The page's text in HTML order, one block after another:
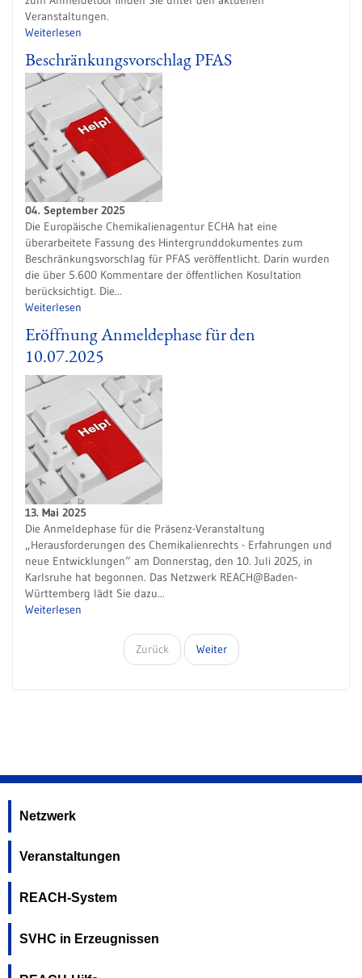
Veranstaltungen.
Weiterlesen
Beschränkungsvorschlag PFAS
04. September 2025
Die Europäische Chemikalienagentur ECHA hat eine
überarbeitete Fassung des Hintergrunddokumentes zum
Beschränkungsvorschlag für PFAS veröffentlicht. Darin wurden
die über 5.600 Kommentare der öffentlichen Kosultation
berücksichtigt. Die...
Weiterlesen
Eröffnung Anmeldephase für den
10.07.2025
13. Mai 2025
Die Anmeldephase für die Präsenz-Veranstaltung
„Herausforderungen des Chemikalienrechts - Erfahrungen und
neue Entwicklungen“ am Donnerstag, den 10. Juli 2025, in
Karlsruhe hat begonnen. Das Netzwerk REACH@Baden-
Württemberg lädt Sie dazu...
Weiterlesen
Zurück Weiter
Netzwerk
Veranstaltungen
REACH-System
SVHC in Erzeugnissen